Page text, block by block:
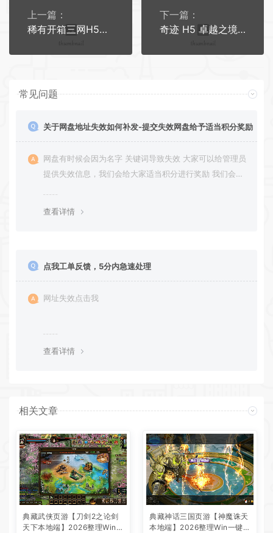
上一篇：
稀有开箱三网H5游戏【江湖大侠H5代金券内购版】新整理Ubuntu手工服务端+全套前后端源码+GM邮件后台+简易安卓客户端+详细搭建教程+视频教程
下一篇：
奇迹 H5 卓越之境超变平台币内购版，Linux 手工服务端搭配多区跨服，含 GM 平台币授权后台与教程
常见问题
关于网盘地址失效如何补发-提交失效网盘给予适当积分奖励
网盘有时候会因为名字 关键词导致失效 大家可以给管理员
提供失效信息，我们会给大家适当积分进行奖励 我们会第
查看详情
点我工单反馈，5分内急速处理
网址失效点击我
查看详情
相关文章
典藏武侠页游【刀剑2之论剑
天下本地端】2026整理Win一
典藏神话三国页游【神魔诛天
本地端】2026整理Win一键即